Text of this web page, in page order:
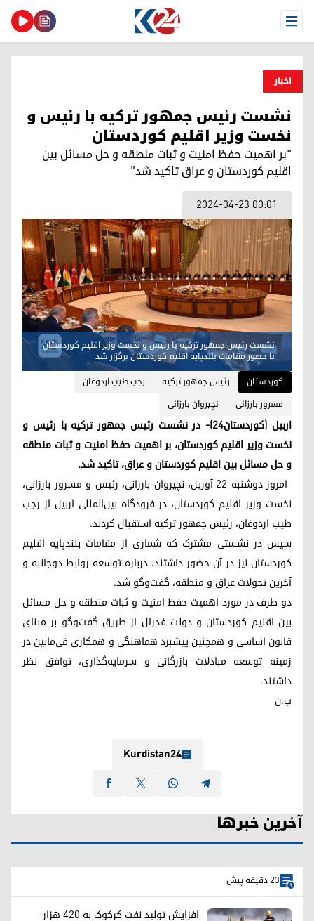
Open Menu
اخبار
نشست رئیس جمهور ترکیه با رئیس و
نخست وزیر اقلیم کوردستان
"بر اهمیت حفظ امنیت و ثبات منطقه و حل مسائل بین
اقلیم کوردستان و عراق تاکید شد"
2024-04-23 00:01
نشست رئیس جمهور ترکیه با رئیس و نخست وزیر اقلیم کوردستان
با حضور مقامات بلندپایه اقلیم کوردستان برگزار شد
کوردستان
رئیس جمهور ترکیه
رجب طیب اردوغان
مسرور بارزانی
نچیروان بارزانی
اربیل (کوردستان٢٤)- در نشست رئیس جمهور ترکیه با رئیس و
نخست وزیر اقلیم کوردستان، بر اهمیت حفظ امنیت و ثبات منطقه
و حل مسائل بین اقلیم کوردستان و عراق، تاکید شد.
امروز دوشنبه ٢٢ آوریل، نچیروان بارزانی، رئیس و مسرور بارزانی،
نخست وزیر اقلیم کوردستان، در فرودگاه بین‌المللی اربیل از رجب
طیب اردوغان، رئیس جمهور ترکیه استقبال کردند.
سپس در نشستی مشترک که شماری از مقامات بلندپایه اقلیم
کوردستان نیز در آن حضور داشتند، درباره توسعه روابط دوجانبه و
آخرین تحولات عراق و منطقه، گفت‌وگو شد.
دو طرف در مورد اهمیت حفظ امنیت و ثبات منطقه و حل مسائل
بین اقلیم کوردستان و دولت فدرال از طریق گفت‌وگو بر مبنای
قانون اساسی و همچنین پیشبرد هماهنگی و همکاری فی‌مابین در
زمینه توسعه مبادلات بازرگانی و سرمایه‌گذاری، توافق نظر
داشتند.
ب.ن
Kurdistan24
آخرین خبرها
23 دقیقه پیش
افزایش تولید نفت کرکوک به ۴۲۰ هزار